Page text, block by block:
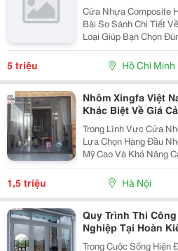
Cửa Nhựa Composite
Bài So Sánh Chi Tiết
Loại Giúp Bạn Chọn
Vệ Sinh &Mdash; Tránh
Nhựa Composite Và
Những...
5 triệu Hồ Chí Minh
Nhôm Xingfa Việt
Khác Biệt Về Giá
Trong Lĩnh Vực Cửa
Lựa Chọn Hàng Đầu
Mỹ Cao Và Khả Năng
Tuy Nhiên, Khi Đứng
Nhất Hiện Nay
1,5 triệu Hà Nội
Quy Trình Thi
Nghiệp Tại Hoàn
Trong Cuộc Sống Hiện